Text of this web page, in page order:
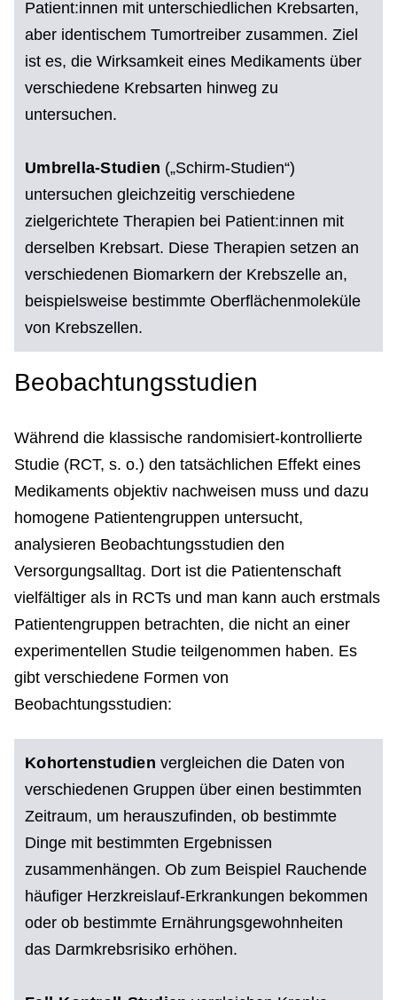
Patient:innen mit unterschiedlichen Krebsarten,
aber identischem Tumortreiber zusammen. Ziel
ist es, die Wirksamkeit eines Medikaments über
verschiedene Krebsarten hinweg zu
untersuchen.
Umbrella-Studien („Schirm-Studien“)
untersuchen gleichzeitig verschiedene
zielgerichtete Therapien bei Patient:innen mit
derselben Krebsart. Diese Therapien setzen an
verschiedenen Biomarkern der Krebszelle an,
beispielsweise bestimmte Oberflächenmoleküle
von Krebszellen.
Beobachtungsstudien
Während die klassische randomisiert-kontrollierte
Studie (RCT, s. o.) den tatsächlichen Effekt eines
Medikaments objektiv nachweisen muss und dazu
homogene Patientengruppen untersucht,
analysieren Beobachtungsstudien den
Versorgungsalltag. Dort ist die Patientenschaft
vielfältiger als in RCTs und man kann auch erstmals
Patientengruppen betrachten, die nicht an einer
experimentellen Studie teilgenommen haben. Es
gibt verschiedene Formen von
Beobachtungsstudien:
Kohortenstudien vergleichen die Daten von
verschiedenen Gruppen über einen bestimmten
Zeitraum, um herauszufinden, ob bestimmte
Dinge mit bestimmten Ergebnissen
zusammenhängen. Ob zum Beispiel Rauchende
häufiger Herzkreislauf-Erkrankungen bekommen
oder ob bestimmte Ernährungsgewohnheiten
das Darmkrebsrisiko erhöhen.